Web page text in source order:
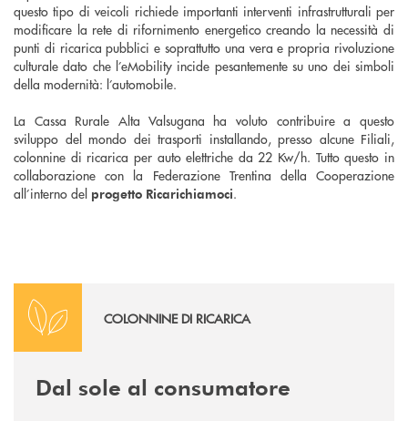
questo tipo di veicoli richiede importanti interventi infrastrutturali per
modificare la rete di rifornimento energetico creando la necessità di
punti di ricarica pubblici e soprattutto una vera e propria rivoluzione
culturale dato che l’eMobility incide pesantemente su uno dei simboli
della modernità: l’automobile.
La Cassa Rurale Alta Valsugana ha voluto contribuire a questo
sviluppo del mondo dei trasporti installando, presso alcune Filiali,
colonnine di ricarica per auto elettriche da 22 Kw/h. Tutto questo in
collaborazione con la Federazione Trentina della Cooperazione
all’interno del progetto Ricarichiamoci.
COLONNINE DI RICARICA
Dal sole al consumatore